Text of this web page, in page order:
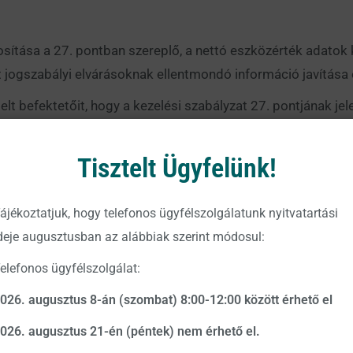
a 27. pontban szereplő, a nettó eszközérték adatok
elvárásoknak ellentmondó információ javítása
befektetőit, hogy a kezelési szabályzat 27. pontjának
szabályzat egy korábbi verziójában vezette át. Az
és rögzíti, hogy az Alap kezelési szabályzatát a jelen
nem teljes körű, így a pontos és részletes tájékoztatás
szerkezetbe foglalt kezelési szabályzatát.
megtekinthető az Alapkezelő hivatalos közzétételi
Tisztelt Ügyfelünk!
hogy telefonos ügyfélszolgálatunk nyitvatartási
augusztusban az alábbiak szerint módosul:
ügyfélszolgálat:
augusztus 8-án (szombat) 8:00-12:00 között érhető el
augusztus 21-én (péntek) nem érhető el.